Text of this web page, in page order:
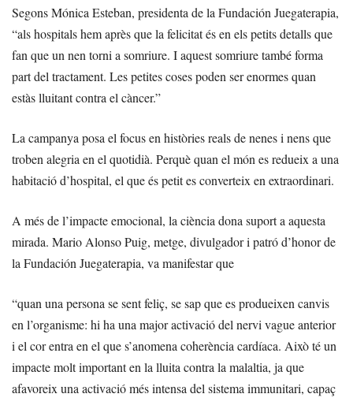
Segons Mónica Esteban, presidenta de la Fundación Juegaterapia,
“als hospitals hem après que la felicitat és en els petits detalls que
fan que un nen torni a somriure. I aquest somriure també forma
part del tractament. Les petites coses poden ser enormes quan
estàs lluitant contra el càncer.”
La campanya posa el focus en històries reals de nenes i nens que
troben alegria en el quotidià. Perquè quan el món es redueix a una
habitació d’hospital, el que és petit es converteix en extraordinari.
A més de l’impacte emocional, la ciència dona suport a aquesta
mirada. Mario Alonso Puig, metge, divulgador i patró d’honor de
la Fundación Juegaterapia, va manifestar que
“quan una persona se sent feliç, se sap que es produeixen canvis
en l’organisme: hi ha una major activació del nervi vague anterior
i el cor entra en el que s’anomena coherència cardíaca. Això té un
impacte molt important en la lluita contra la malaltia, ja que
afavoreix una activació més intensa del sistema immunitari, capaç